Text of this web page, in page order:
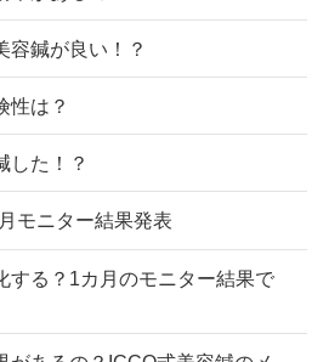
容鍼が良い！？
性は？
した！？
モニター結果発表
する？1カ月のモニター結果で